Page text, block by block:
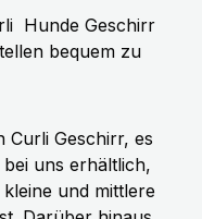
Hunde Geschirr
bequem zu
Curli Geschirr, es
uns erhältlich,
und mittlere